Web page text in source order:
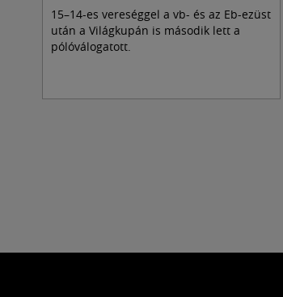
15–14-es vereséggel a vb- és az Eb-ezüst
után a Világkupán is második lett a
pólóválogatott.